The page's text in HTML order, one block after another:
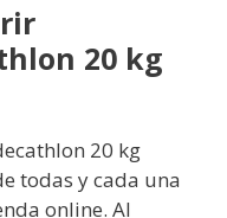
20 kg
20 kg
todas y cada una
online. Al